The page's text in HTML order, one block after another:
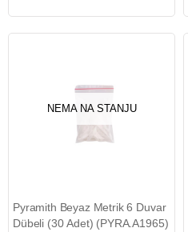
NEMA NA STANJU
Pyramith Beyaz Metrik 6 Duvar
Dübeli (30 Adet) (PYRA.A1965)